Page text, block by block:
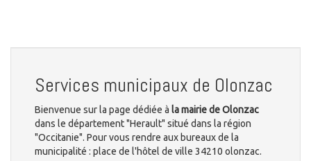
Services municipaux de Olonzac
Bienvenue sur la page dédiée à la mairie de Olonzac
dans le département "Herault" situé dans la région
"Occitanie". Pour vous rendre aux bureaux de la
municipalité : place de l'hôtel de ville 34210 olonzac.